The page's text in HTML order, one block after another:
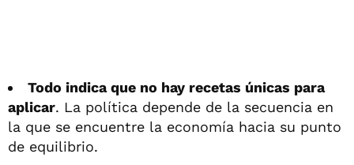
Todo indica que no hay recetas únicas para
aplicar. La política depende de la secuencia en
la que se encuentre la economía hacia su punto
de equilibrio.